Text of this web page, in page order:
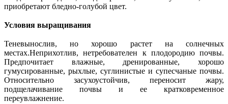
приобретают бледно-голубой цвет.
Условия выращивания
Теневынослив, но хорошо растет на солнечных
местах.Неприхотлив, нетребователен к плодородию почвы.
Предпочитает влажные, дренированные, хорошо
гумусированные, рыхлые, суглинистые и супесчаные почвы.
Относительно засухоустойчив, переносит жару,
подщелачивание почвы и ее кратковременное
переувлажнение.